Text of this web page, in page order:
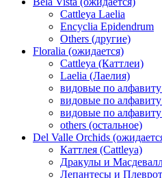
Cattleya Laelia
Encyclia Epidendrum
Others (другие)
Floralia (ожидается)
Cattleya (Каттлеи)
Laelia (Лаелия)
видовые по
видовые по
видовые по
others (остальное)
Del Valle Orchids
Каттлея (Cattleya)
Дракулы и
Лепантесы и